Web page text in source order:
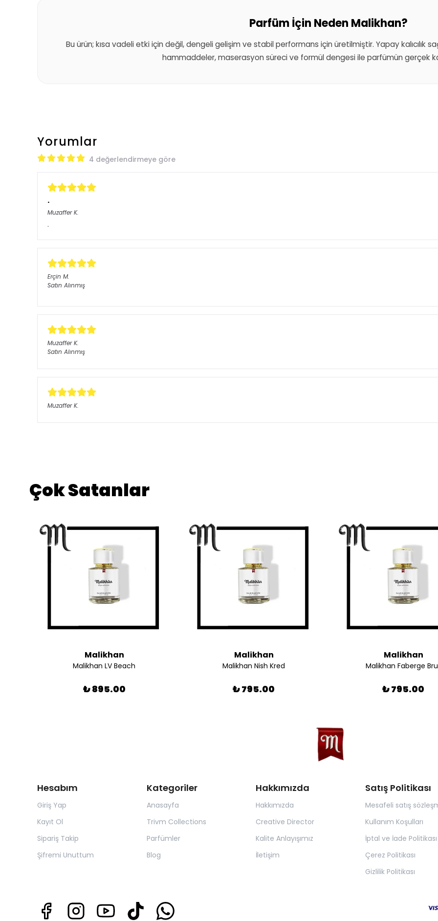
Parfüm İçin Neden Malikhan?
Bu ürün; kısa vadeli etki için değil, dengeli gelişim ve stabil performans için üretilmiştir. Yapay kalıcılık
hammaddeler, maserasyon süreci ve formül dengesi ile parfümün gerçek
Yorumlar
4 değerlendirmeye göre
.
Muzaffer K.
.
Erçin M.
Satın Alınmış
Muzaffer K.
Satın Alınmış
Muzaffer K.
Çok Satanlar
Malikhan
Malikhan LV Beach
₺ 895.00
Malikhan
Malikhan Nish Kred
₺ 795.00
Malikhan
Malikhan Faberge
₺ 795.00
Hesabım
Giriş Yap
Kayıt Ol
Sipariş Takip
Şifremi Unuttum
Kategoriler
Anasayfa
Trivm Collections
Parfümler
Blog
Hakkımızda
Hakkımızda
Creative Director
Kalite Anlayışımız
İletişim
Satış Politikası
Mesafeli satış
Kullanım Koşulları
İptal ve İade Politikası
Çerez Politikası
Gizlilik Politikası